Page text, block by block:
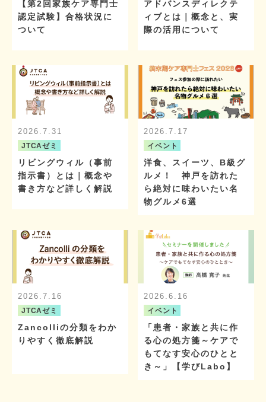
【第2回家族ケア専門士
認定試験】合格状況に
ついて
アドバンスディレクテ
ィブとは｜概念と、実
際の活用について
2026.7.31
JTCAゼミ
リビングウィル（事前
指示書）とは｜概念や
書き方など詳しく解説
2026.7.17
イベント
洋食、スイーツ、B級グ
ルメ！ 神戸を訪れた
ら絶対に味わいたい名
物グルメ6選
2026.7.16
JTCAゼミ
Zancolliの分類をわか
りやすく徹底解説
2026.6.16
イベント
「患者・家族と共に作
る心の処方箋～ケアで
もてなす安心のひとと
き～」【学びLabo】